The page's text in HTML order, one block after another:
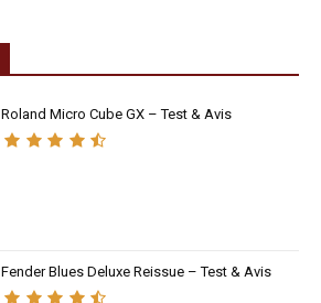
Roland Micro Cube GX – Test & Avis
Fender Blues Deluxe Reissue – Test & Avis